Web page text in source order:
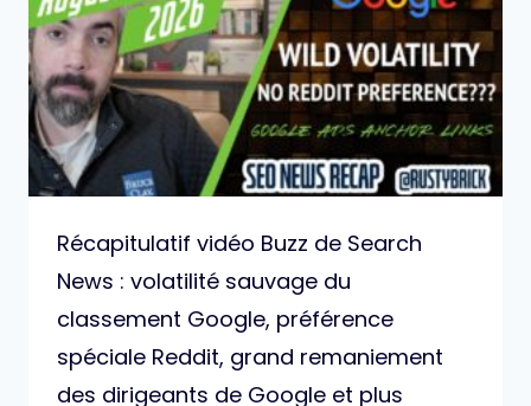
Récapitulatif vidéo Buzz de Search
News : volatilité sauvage du
classement Google, préférence
spéciale Reddit, grand remaniement
des dirigeants de Google et plus